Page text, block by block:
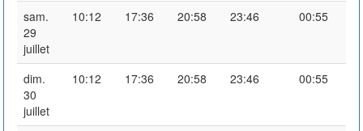
sam.
29
juillet
10:12 17:36 20:58 23:46 00:55
dim.
30
juillet
10:12 17:36 20:58 23:46 00:55